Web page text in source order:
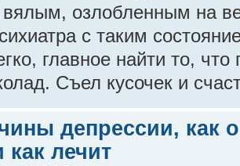
озлобленным на
с таким
главное найти то,
Съел кусочек и
депрессии, как
как лечит